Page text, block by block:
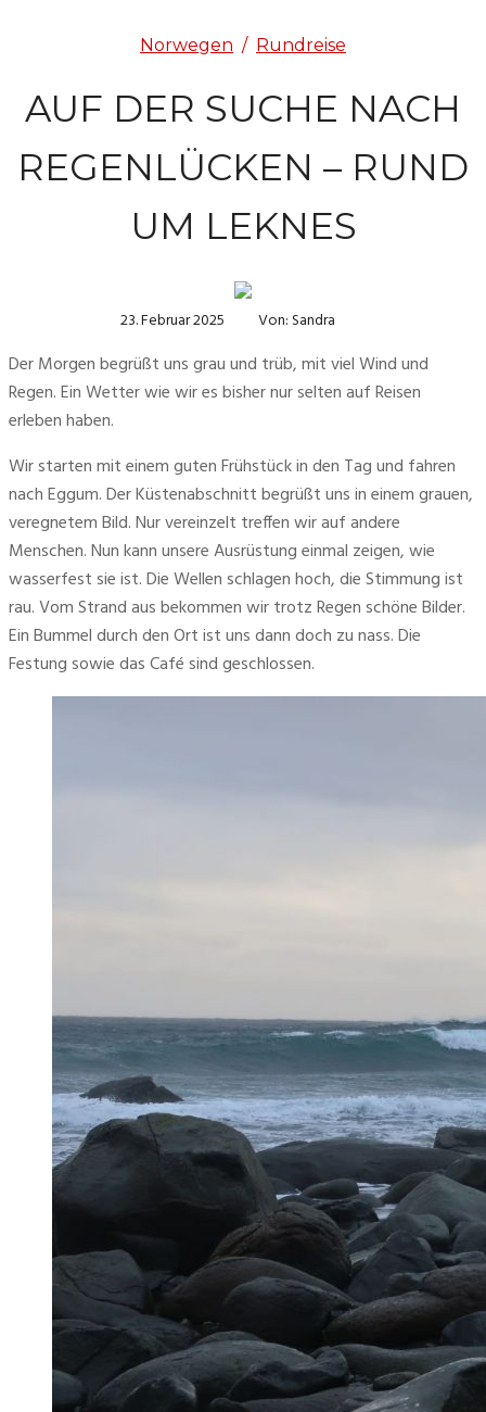
Norwegen / Rundreise
AUF DER SUCHE NACH
REGENLÜCKEN – RUND
UM LEKNES
23. Februar 2025 Von: Sandra
Der Morgen begrüßt uns grau und trüb, mit viel Wind und
Regen. Ein Wetter wie wir es bisher nur selten auf Reisen
erleben haben.
Wir starten mit einem guten Frühstück in den Tag und fahren
nach Eggum. Der Küstenabschnitt begrüßt uns in einem grauen,
veregnetem Bild. Nur vereinzelt treffen wir auf andere
Menschen. Nun kann unsere Ausrüstung einmal zeigen, wie
wasserfest sie ist. Die Wellen schlagen hoch, die Stimmung ist
rau. Vom Strand aus bekommen wir trotz Regen schöne Bilder.
Ein Bummel durch den Ort ist uns dann doch zu nass. Die
Festung sowie das Café sind geschlossen.